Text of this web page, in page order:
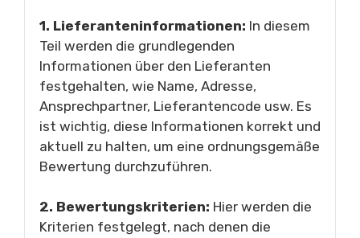
1. Lieferanteninformationen: In diesem
Teil werden die grundlegenden
Informationen über den Lieferanten
festgehalten, wie Name, Adresse,
Ansprechpartner, Lieferantencode usw. Es
ist wichtig, diese Informationen korrekt und
aktuell zu halten, um eine ordnungsgemäße
Bewertung durchzuführen.
2. Bewertungskriterien: Hier werden die
Kriterien festgelegt, nach denen die